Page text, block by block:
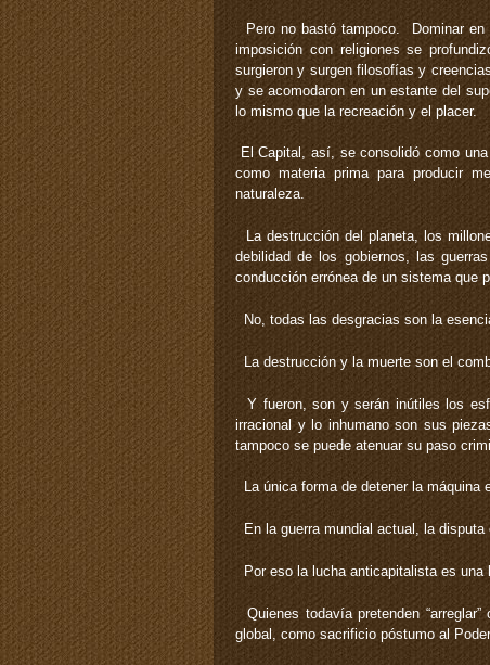
Pero no bastó tampoco. Dominar en
imposición con religiones se
surgieron y surgen filosofías y
y se acomodaron en un estante del
lo mismo que la recreación y el placer.
El Capital, así, se consolidó como
como materia prima para producir
naturaleza.
La destrucción del planeta, los
debilidad de los gobiernos, las
conducción errónea de un sistema que
No, todas las desgracias son la
La destrucción y la muerte son el
Y fueron, son y serán inútiles los
irracional y lo inhumano son sus
tampoco se puede atenuar su paso
La única forma de detener la máquina
En la guerra mundial actual, la
Por eso la lucha anticapitalista es una
Quienes todavía pretenden “arreglar”
global, como sacrificio póstumo al